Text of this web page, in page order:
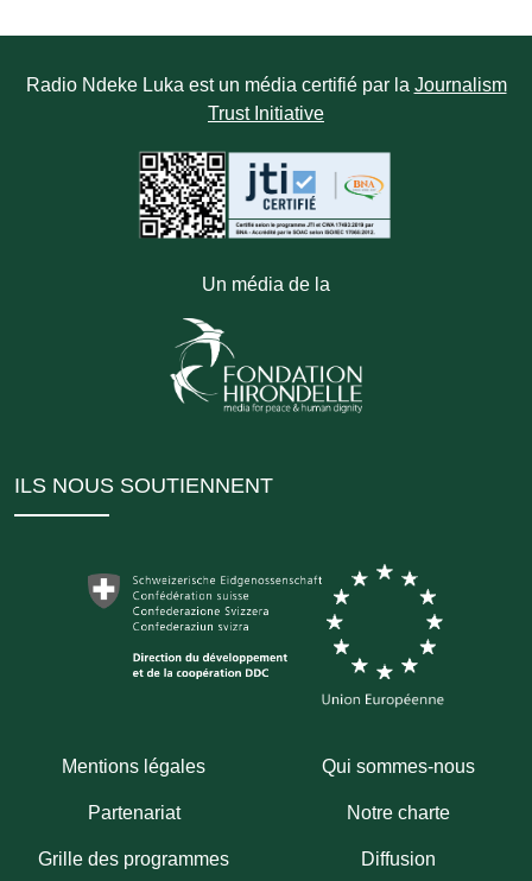
Radio Ndeke Luka est un média certifié par la Journalism
Trust Initiative
Un média de la
ILS NOUS SOUTIENNENT
Mentions légales Qui sommes-nous
Partenariat Notre charte
Grille des programmes Diffusion